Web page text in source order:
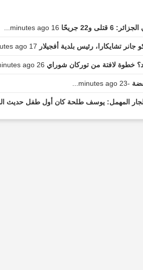
و22 جريحًا 16 minutes ago...
تشايكارا، رئيس بلدية أفجيلار 17 minutes ago...
خطوة لافتة من توركان شوراي 26 minutes ago...
-23 minutes ago...
المهمل: يوسف طلحة كان أول طفل حديث